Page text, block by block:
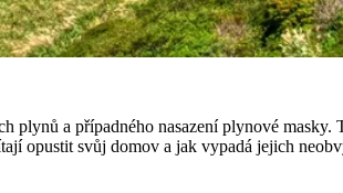
plynů a případného nasazení plynové
opustit svůj domov a jak vypadá jejich